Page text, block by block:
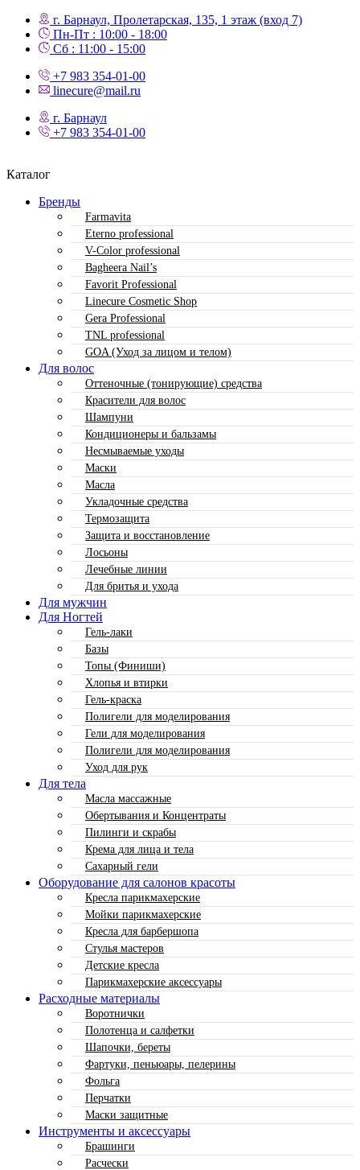
г. Барнаул, Пролетарская, 135,​ 1 этаж (вход 7)
Пн-Пт : 10:00 - 18:00
Сб : 11:00 - 15:00
+7 983 354-01-00
linecure@mail.ru
г. Барнаул
+7 983 354-01-00
Каталог
Бренды
Farmavita
Eterno professional
V-Color professional
Bagheera Nail’s
Favorit Professional
Linecure Cosmetic Shop
Gera Professional
TNL professional
GOA (Уход за лицом и телом)
Для волос
Оттеночные (тонирующие) средства
Красители для волос
Шампуни
Кондиционеры и бальзамы
Несмываемые уходы
Маски
Масла
Укладочные средства
Термозащита
Защита и восстановление
Лосьоны
Лечебные линии
Для бритья и ухода
Для мужчин
Для Ногтей
Гель-лаки
Базы
Топы (Финиши)
Хлопья и втирки
Гель-краска
Полигели для моделирования
Гели для моделирования
Полигели для моделирования
Уход для рук
Для тела
Масла массажные
Обертывания и Концентраты
Пилинги и скрабы
Крема для лица и тела
Сахарный гели
Оборудование для салонов красоты
Кресла парикмахерские
Мойки парикмахерские
Кресла для барбершопа
Стулья мастеров
Детские кресла
Парикмахерские аксессуары
Расходные материалы
Воротнички
Полотенца и салфетки
Шапочки, береты
Фартуки, пеньюары, пелерины
Фольга
Перчатки
Маски защитные
Инструменты и аксессуары
Брашинги
Расчески